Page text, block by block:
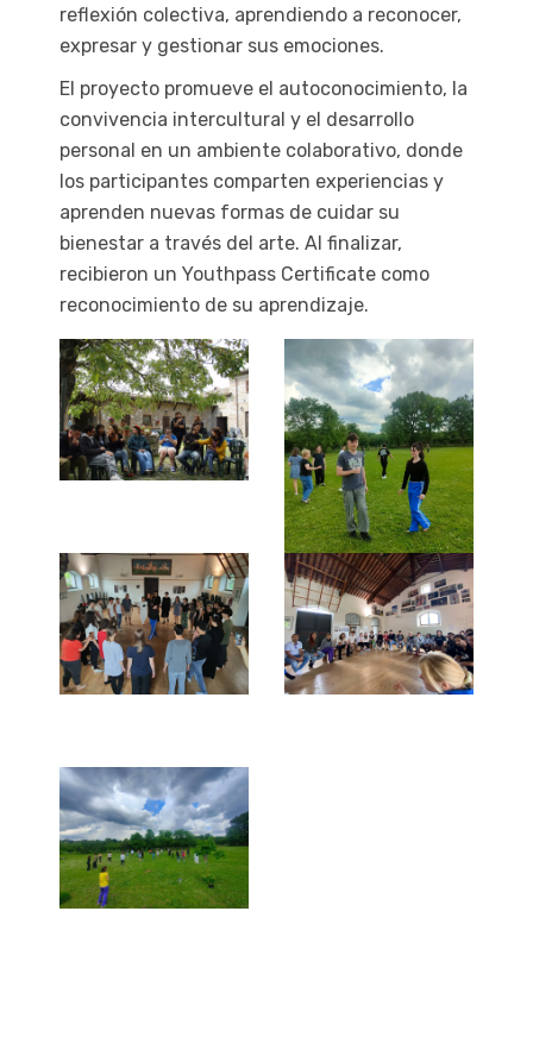
reflexión colectiva, aprendiendo a reconocer,
expresar y gestionar sus emociones.
El proyecto promueve el autoconocimiento, la
convivencia intercultural y el desarrollo
personal en un ambiente colaborativo, donde
los participantes comparten experiencias y
aprenden nuevas formas de cuidar su
bienestar a través del arte. Al finalizar,
recibieron un Youthpass Certificate como
reconocimiento de su aprendizaje.